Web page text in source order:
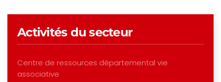
Activités du secteur
Centre de ressources départemental vie
associative